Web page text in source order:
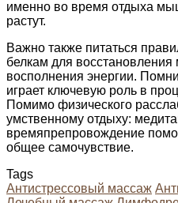
именно во время отдыха
растут.
Важно также питаться
белкам для
восполнения энергии.
играет ключевую роль в
Помимо физического
умственному отдыху:
времяпрепровождение
общее самочувствие.
Tags
Антистрессовый массаж